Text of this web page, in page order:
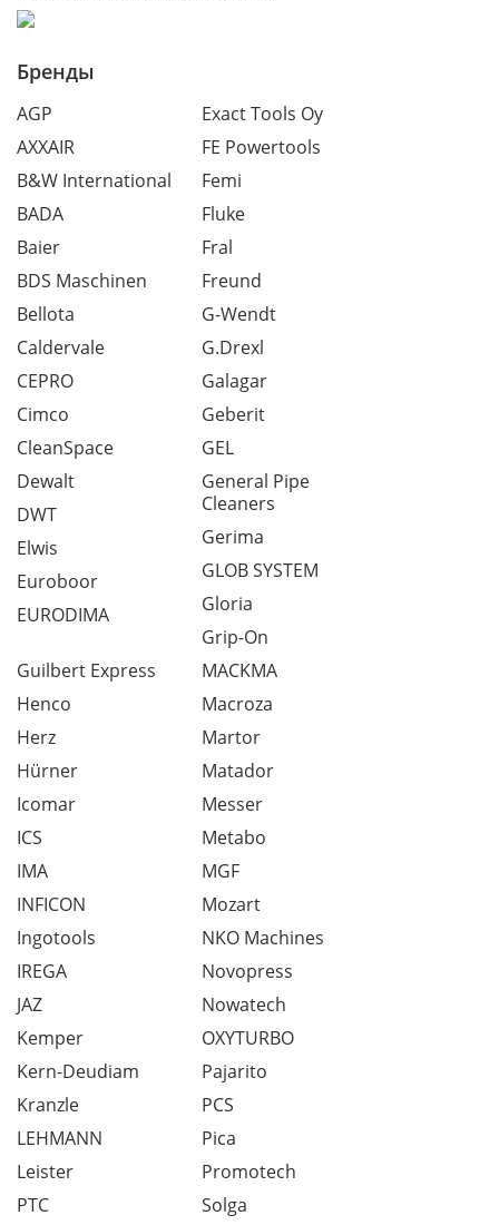
Бренды
AGP
AXXAIR
B&W International
BADA
Baier
BDS Maschinen
Bellota
Caldervale
CEPRO
Cimco
CleanSpace
Dewalt
DWT
Elwis
Euroboor
EURODIMA
Exact Tools Oy
FE Powertools
Femi
Fluke
Fral
Freund
G-Wendt
G.Drexl
Galagar
Geberit
GEL
General Pipe
Cleaners
Gerima
GLOB SYSTEM
Gloria
Grip-On
Guilbert Express
Henco
Herz
Hürner
Icomar
ICS
IMA
INFICON
Ingotools
IREGA
JAZ
Kemper
Kern-Deudiam
Kranzle
LEHMANN
Leister
MACKMA
Macroza
Martor
Matador
Messer
Metabo
MGF
Mozart
NKO Machines
Novopress
Nowatech
OXYTURBO
Pajarito
PCS
Pica
Promotech
PTC
Solga